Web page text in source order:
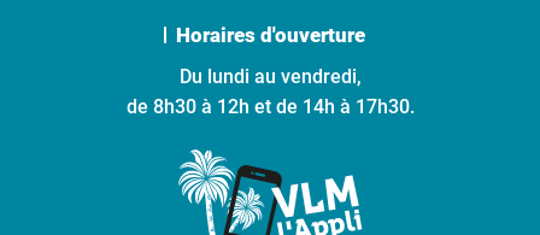
Horaires d'ouverture
Du lundi au vendredi,
de 8h30 à 12h et de 14h à 17h30.